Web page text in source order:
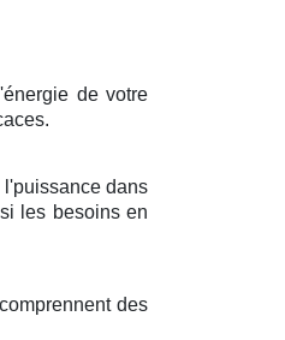
de votre
.
l'puissancedans
les besoinsen
comprennent des